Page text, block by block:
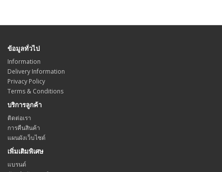
ข้อมูลทั่วไป
Information
Delivery Information
Privacy Policy
Terms & Conditions
บริการลูกค้า
ติดต่อเรา
การคืนสินค้า
แผนผังเว็บไซต์
เพิ่มเติมพิเศษ
แบรนด์